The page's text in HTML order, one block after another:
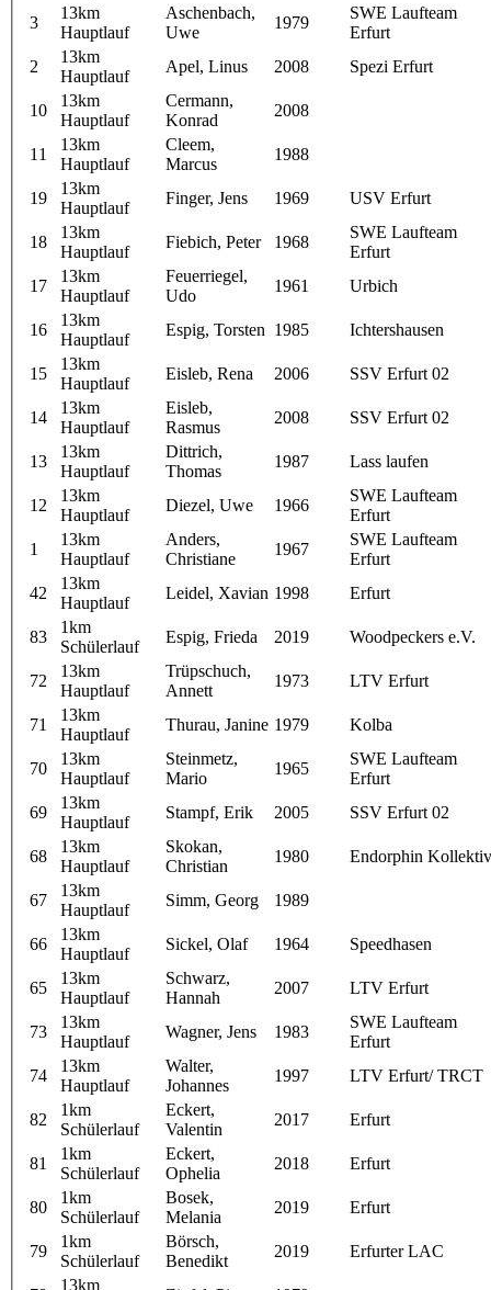
3
13km
Hauptlauf
Aschenbach,
Uwe
1979
SWE Laufteam
Erfurt
2
13km
Hauptlauf
Apel, Linus 2008 Spezi Erfurt
10
13km
Hauptlauf
Cermann,
Konrad
2008
11
13km
Hauptlauf
Cleem,
Marcus
1988
19
13km
Hauptlauf
Finger, Jens 1969 USV Erfurt
18
13km
Hauptlauf
Fiebich, Peter 1968
SWE Laufteam
Erfurt
17
13km
Hauptlauf
Feuerriegel,
Udo
1961 Urbich
16
13km
Hauptlauf
Espig, Torsten 1985 Ichtershausen
15
13km
Hauptlauf
Eisleb, Rena 2006 SSV Erfurt 02
14
13km
Hauptlauf
Eisleb,
Rasmus
2008 SSV Erfurt 02
13
13km
Hauptlauf
Dittrich,
Thomas
1987 Lass laufen
12
13km
Hauptlauf
Diezel, Uwe 1966
SWE Laufteam
Erfurt
1
13km
Hauptlauf
Anders,
Christiane
1967
SWE Laufteam
Erfurt
42
13km
Hauptlauf
Leidel, Xavian 1998 Erfurt
83
1km
Schülerlauf
Espig, Frieda 2019 Woodpeckers e.V.
72
13km
Hauptlauf
Trüpschuch,
Annett
1973 LTV Erfurt
71
13km
Hauptlauf
Thurau, Janine 1979 Kolba
70
13km
Hauptlauf
Steinmetz,
Mario
1965
SWE Laufteam
Erfurt
69
13km
Hauptlauf
Stampf, Erik 2005 SSV Erfurt 02
68
13km
Hauptlauf
Skokan,
Christian
1980 Endorphin Kollektiv
67
13km
Hauptlauf
Simm, Georg 1989
66
13km
Hauptlauf
Sickel, Olaf 1964 Speedhasen
65
13km
Hauptlauf
Schwarz,
Hannah
2007 LTV Erfurt
73
13km
Hauptlauf
Wagner, Jens 1983
SWE Laufteam
Erfurt
74
13km
Hauptlauf
Walter,
Johannes
1997 LTV Erfurt/ TRCT
82
1km
Schülerlauf
Eckert,
Valentin
2017 Erfurt
81
1km
Schülerlauf
Eckert,
Ophelia
2018 Erfurt
80
1km
Schülerlauf
Bosek,
Melania
2019 Erfurt
79
1km
Schülerlauf
Börsch,
Benedikt
2019 Erfurter LAC
13km